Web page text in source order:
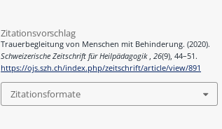
Zitationsvorschlag
Trauerbegleitung von Menschen mit Behinderung. (2020).
Schweizerische Zeitschrift für Heilpädagogik ,26(9), 44–51.
https://ojs.szh.ch/index.php/zeitschrift/article/view/891
Zitationsformate